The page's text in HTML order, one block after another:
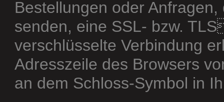
Bestellungen oder
senden, eine SSL- bzw.
verschlüsselte Verbindung
Adresszeile des Browsers
an dem Schloss-Symbol in